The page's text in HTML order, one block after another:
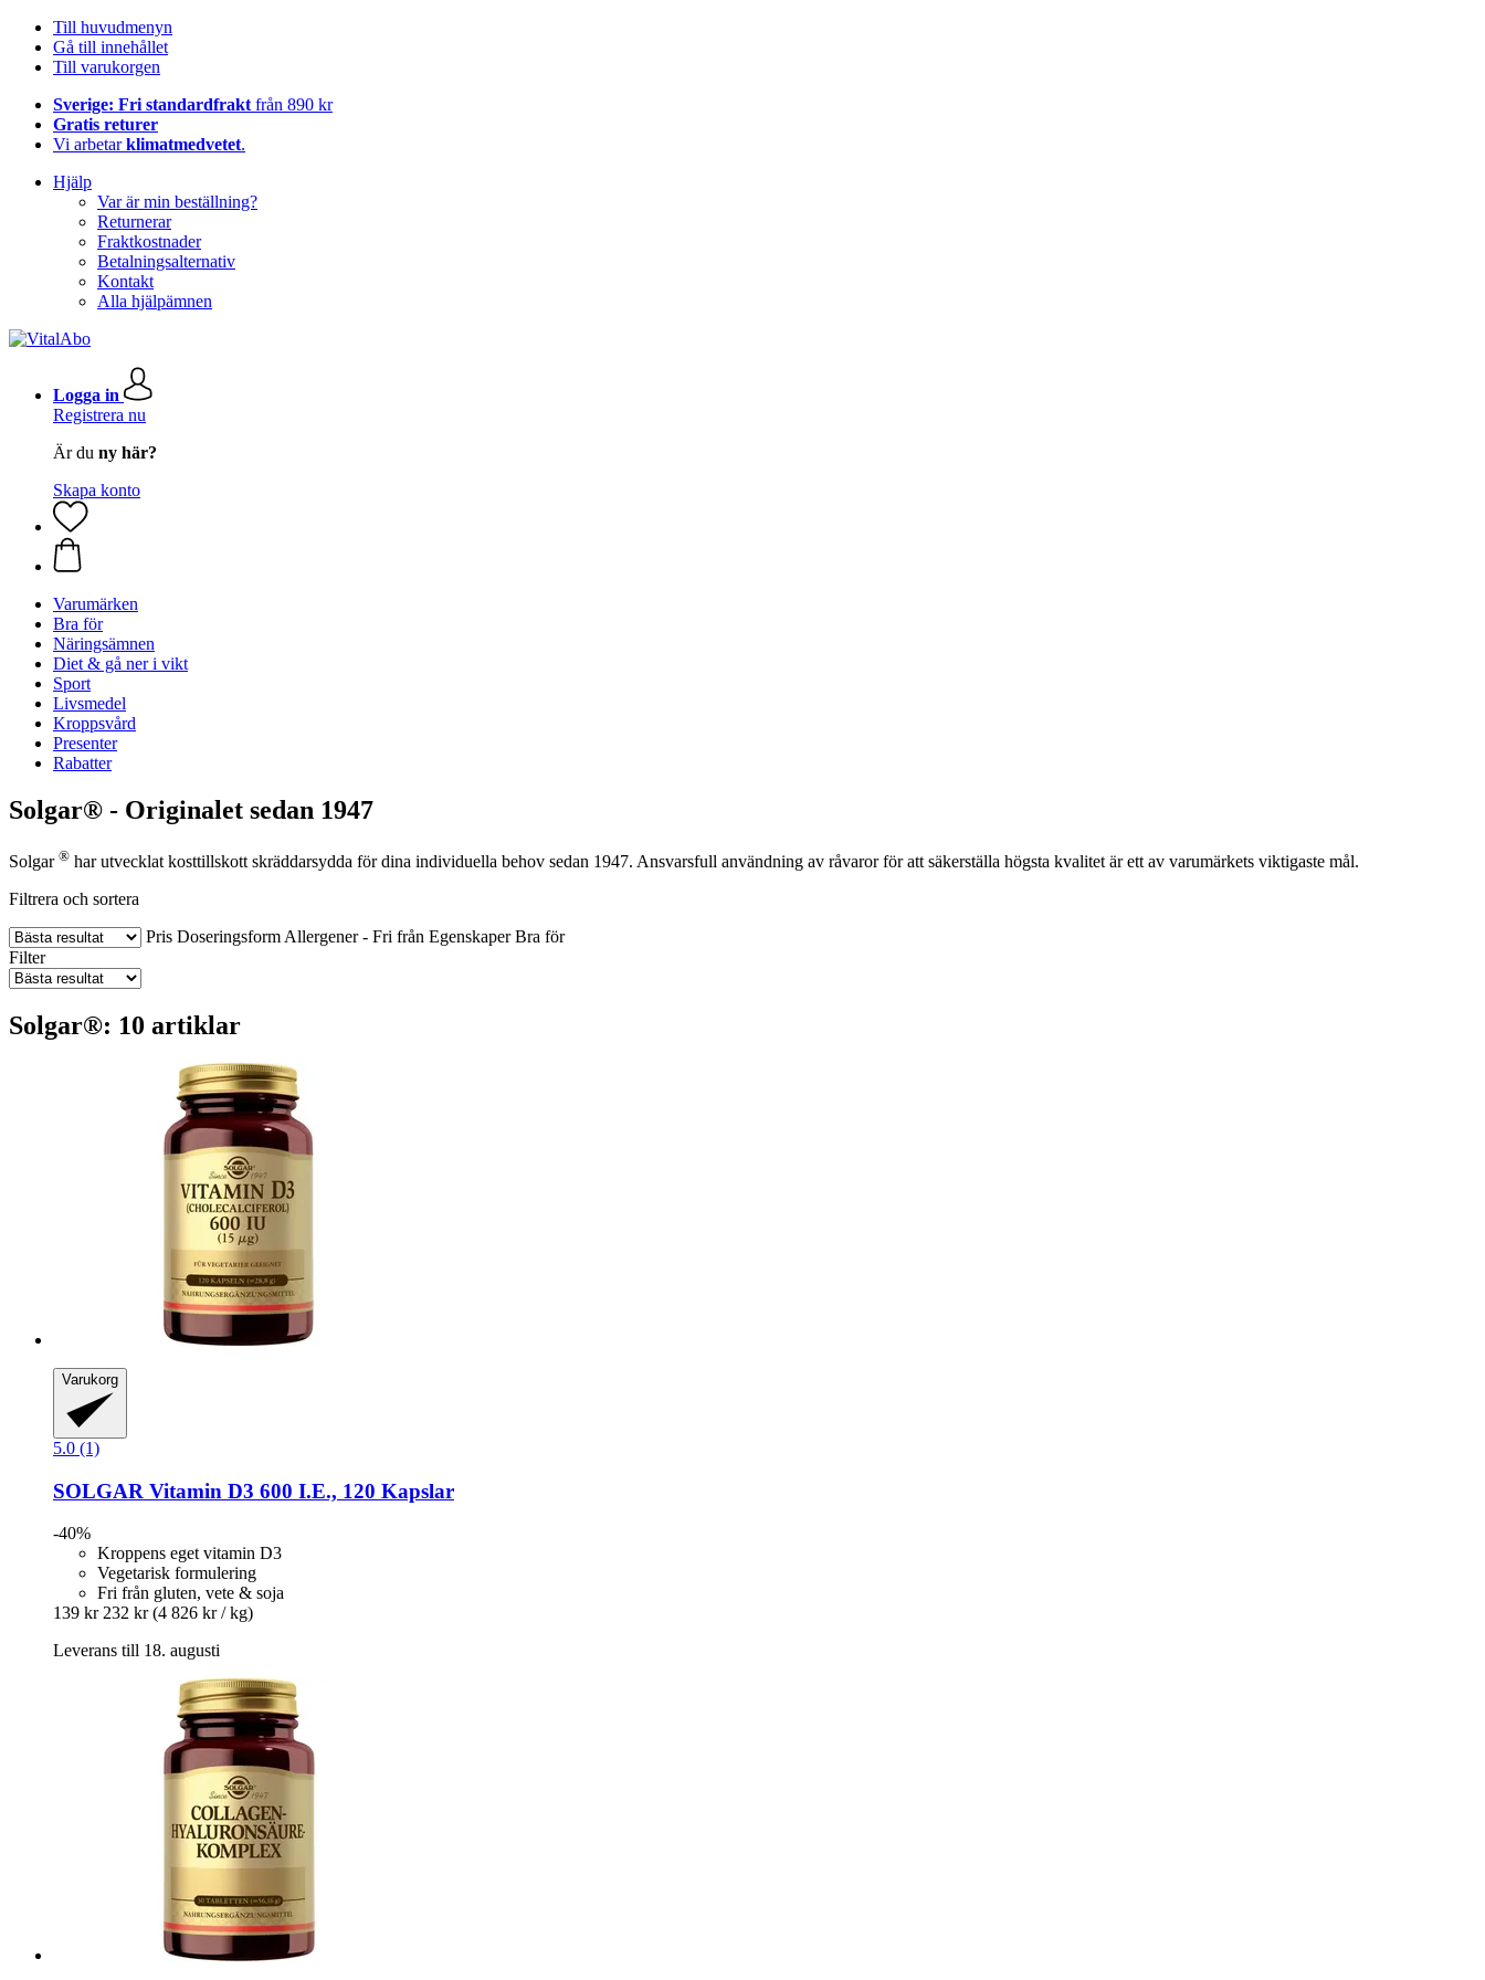
Till huvudmenyn
Gå till innehållet
Till varukorgen
Sverige: Fri standardfrakt från 890 kr
Gratis returer
Vi arbetarklimatmedvetet.
Hjälp
Var är min beställning?
Returnerar
Fraktkostnader
Betalningsalternativ
Kontakt
Alla hjälpämnen
Logga in
Registrera nu
Är du ny här?
Skapa konto
Varumärken
Bra för
Näringsämnen
Diet & gå ner i vikt
Sport
Livsmedel
Kroppsvård
Presenter
Rabatter
Solgar® - Originalet sedan 1947
Solgar ® har utvecklat kosttillskott skräddarsydda för dina individuella behov sedan 1947. Ansvarsfull användning av råvaror för att säkerställa högsta kvalitet är ett av varumärkets viktigaste mål.
Filtrera och sortera
Pris Doseringsform Allergener - Fri från Egenskaper Bra för
Filter
Solgar®: 10 artiklar
Varukorg
5.0 (1)
SOLGAR Vitamin D3 600 I.E., 120 Kapslar
-40%
Kroppens eget vitamin D3
Vegetarisk formulering
Fri från gluten, vete & soja
139 kr 232 kr (4 826 kr / kg)
Leverans till 18. augusti